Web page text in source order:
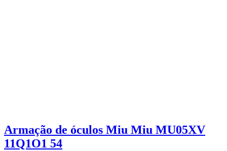
Armação de óculos Miu Miu MU05XV
11Q1O1 54